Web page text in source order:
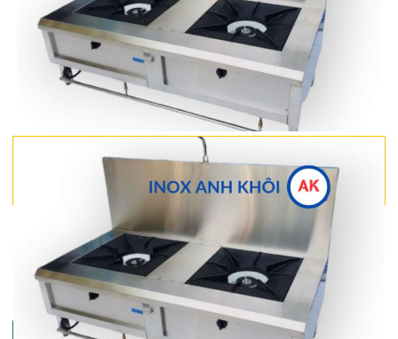
Bếp Hầm 2 Họng Inox 304 BH09304
8,500,000
7.500.000 VNĐ
Số lượng:
Giỏ hàng Mua ngay